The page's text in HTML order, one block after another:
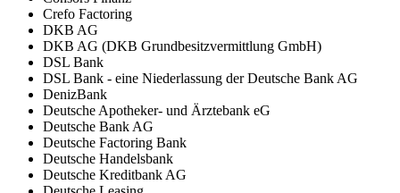
Crefo Factoring
DKB AG
DKB AG (DKB Grundbesitzvermittlung GmbH)
DSL Bank
DSL Bank - eine Niederlassung der Deutsche Bank AG
DenizBank
Deutsche Apotheker- und Ärztebank eG
Deutsche Bank AG
Deutsche Factoring Bank
Deutsche Handelsbank
Deutsche Kreditbank AG